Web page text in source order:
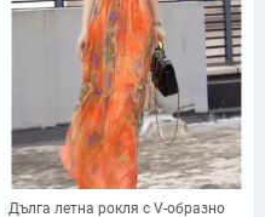
Дълга летна рокля с V-образно